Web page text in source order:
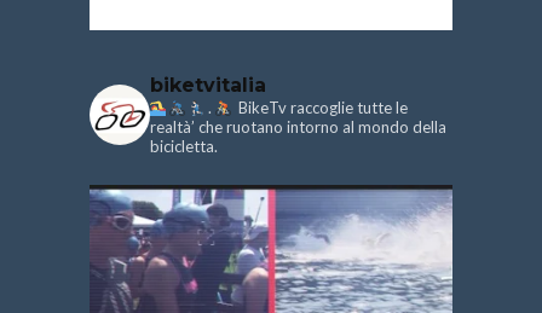
biketvitalia
.
BikeTv raccoglie tutte le
realtà’ che ruotano intorno al mondo della
bicicletta.